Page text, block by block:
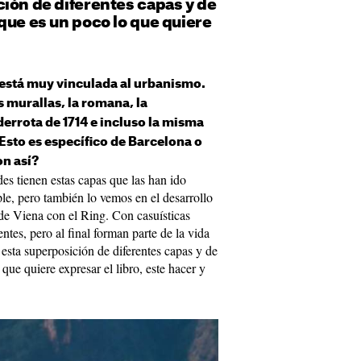
de diferentes capas y de
es un poco lo que quiere
muy vinculada al urbanismo.
murallas, la romana, la
de 1714 e incluso la misma
es específico de Barcelona o
así?
tienen estas capas que las han ido
pero también lo vemos en el desarrollo
Viena con el Ring. Con casuísticas
pero al final forman parte de la vida
superposición de diferentes capas y de
quiere expresar el libro, este hacer y